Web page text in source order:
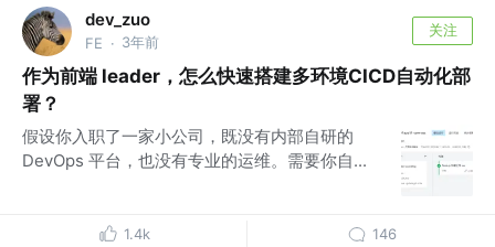
dev_zuo
FE · 3年前
关注
作为前端 leader，怎么快速搭建多环境CICD自动化部
署？
假设你入职了一家小公司，既没有内部自研的
DevOps 平台，也没有专业的运维。需要你自...
1.4k 146